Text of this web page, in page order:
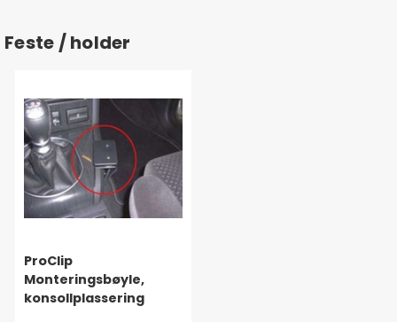
Feste / holder
ProClip
Monteringsbøyle,
konsollplassering